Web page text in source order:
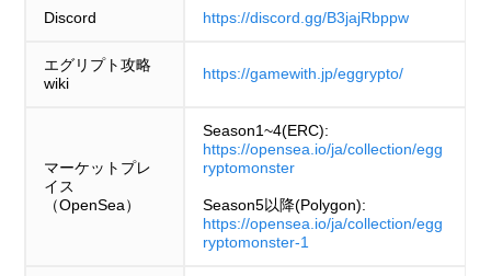
Discord https://discord.gg/B3jajRbppw
エグリプト攻略
wiki
https://gamewith.jp/eggrypto/
マーケットプレ
イス
（OpenSea）
Season1~4(ERC):
https://opensea.io/ja/collection/egg
ryptomonster
Season5以降(Polygon):
https://opensea.io/ja/collection/egg
ryptomonster-1